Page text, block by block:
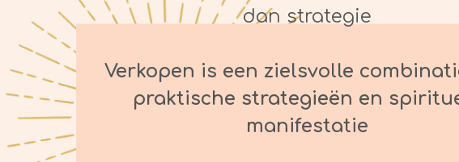
dan strategie
Verkopen is een zielsvolle
praktische strategieën en
manifestatie